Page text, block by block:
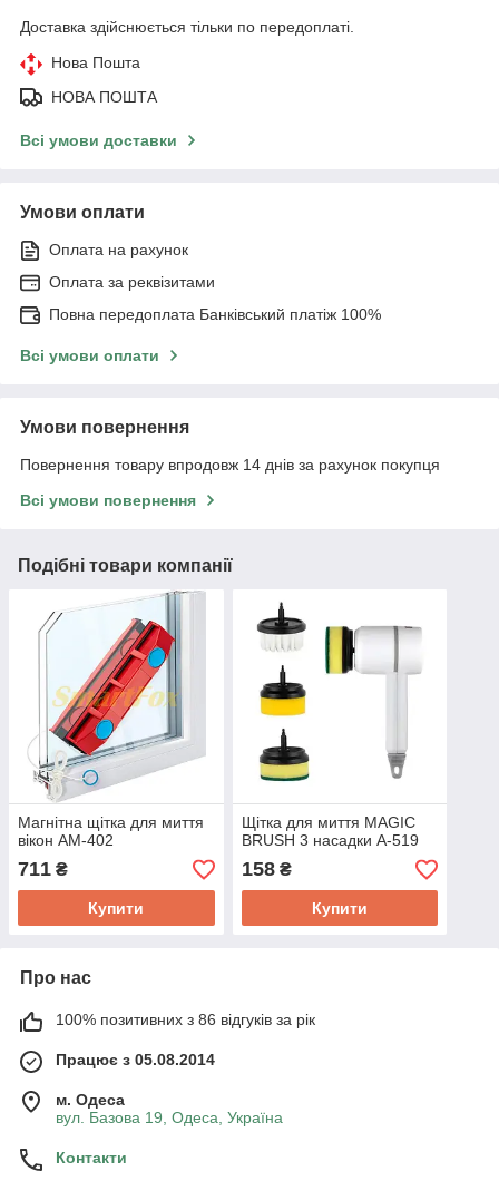
Доставка здійснюється тільки по передоплаті.
Нова Пошта
НОВА ПОШТА
Всі умови доставки
Умови оплати
Оплата на рахунок
Оплата за реквізитами
Повна передоплата Банківський платіж 100%
Всі умови оплати
Умови повернення
Повернення товару впродовж 14 днів за рахунок покупця
Всі умови повернення
Подібні товари компанії
Магнітна щітка для миття
вікон AM-402
711 ₴
Купити
Щітка для миття MAGIC
BRUSH 3 насадки A-519
158₴
Купити
Про нас
100% позитивних з 86 відгуків за рік
Працює з 05.08.2014
м. Одеса
вул. Базова 19, Одеса, Україна
Контакти